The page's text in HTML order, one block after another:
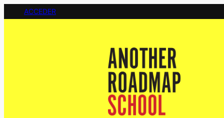
SaltarACCEDER